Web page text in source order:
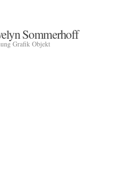
Sommerhoff
Grafik Objekt